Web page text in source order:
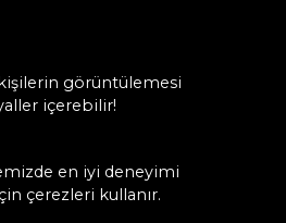
kişilerin görüntülemesi
içerebilir!
en iyi deneyimi
çerezleri kullanır.